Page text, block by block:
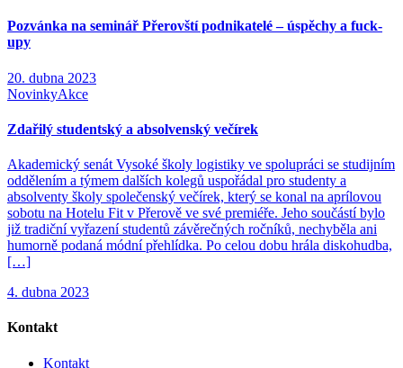
Pozvánka na seminář Přerovští podnikatelé – úspěchy a fuck-
upy
20. dubna 2023
NovinkyAkce
Zdařilý studentský a absolvenský večírek
Akademický senát Vysoké školy logistiky ve spolupráci se studijním
oddělením a týmem dalších kolegů uspořádal pro studenty a
absolventy školy společenský večírek, který se konal na aprílovou
sobotu na Hotelu Fit v Přerově ve své premiéře. Jeho součástí bylo
již tradiční vyřazení studentů závěrečných ročníků, nechyběla ani
humorně podaná módní přehlídka. Po celou dobu hrála diskohudba,
[…]
4. dubna 2023
Kontakt
Kontakt